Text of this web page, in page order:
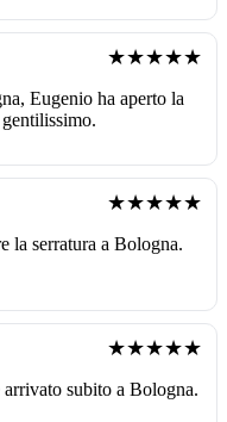
★★★★★
Eugenio ha aperto la
★★★★★
la serratura a Bologna.
★★★★★
subito a Bologna.